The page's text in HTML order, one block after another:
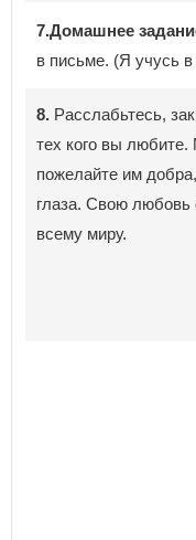
7.Домашнее
в письме. (Я учусь в
8. Расслабьтесь,
тех кого вы
пожелайте им
глаза. Свою любовь
всему миру.